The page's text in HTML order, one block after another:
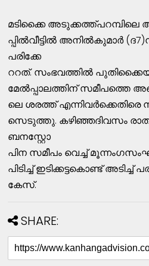
മടിക്കൈ അടുക്കത്ത്പറമ്പിലെ
പ്പില്‍വീട്ടില്‍ അനില്‍കുമാര്‍
പരിക്കേ
ററത്‌. സംഭവത്തില്‍
മേല്‍പ്പാലത്തിന്‌ സമീപത്തെ
ലെ ശരത്ത്‌
സെടുത്തു. കഴിഞ്ഞദിവസം
ബനസ്റ്റോ
പിന സമീപം വെച്ച്‌
പിടിച്ച്‌ ഇടിക്കട്ടകൊണ്ട്‌ അടിച്ച്‌
കേസ്‌.
SHARE: